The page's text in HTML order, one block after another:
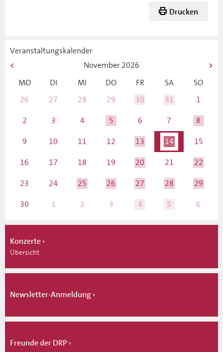
Drucken
Veranstaltungskalender
November2026
MO
DI MI DO FR SA
SO
26
27 28 29 30 31
1
2
3 4 5 6 7
8
9
10 11 12 13 14
15
16
17 18 19 20 21
22
23
24 25 26 27 28
29
30
1 2 3 4 5 6
Konzerte
Übersicht
Newsletter-Anmeldung
Freunde der DRP